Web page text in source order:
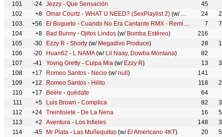
101
-24 Jezzy - Que Sensación
45
102
+8 Omar Courtz - WHAT U NEED? (SexPlaylist 2) (w/ Myke Towers
24
103
+56 El Bogueto - Cuando No Era Cantante RMX - Remix (w/ Anuel AA
7
104
+8 Bad Bunny - Ojitos Lindos (w/ Bomba Estéreo)
216
105
-30 Ezzy R - Shorty (w/ Megadivo Produce) 28
106
-20 Huan62 - L NAMA(w/ Lil Naay, Dowba Montana)
82
107
-41 Yovng Gretty - Culpa Mia (w/ Ezzy R) 13
108
+17 Romeo Santos - Necio (w/null )
141
109
+12 Romeo Santos - Hilito 118
110
+17 Beéle - quédate
64
111
+5 Luis Brown - Complica 82
112
+24 Treintisiete - De La Nena 16
113
+2 Aventura - Los Infieles 148
114
-45 Mr Plata - Las Muñequitas (w/ El Americano 4KT) 20